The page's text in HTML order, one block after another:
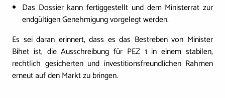
Das Dossier kann fertiggestellt und dem Ministerrat zur
endgültigen Genehmigung vorgelegt werden.
Es sei daran erinnert, dass es das Bestreben von Minister
Bihet ist, die Ausschreibung für PEZ 1 in einem stabilen,
rechtlich gesicherten und investitionsfreundlichen Rahmen
erneut auf den Markt zu bringen.